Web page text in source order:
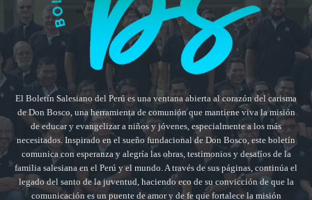
El Boletín Salesiano del Perú es una ventana abierta al corazón del carisma
de Don Bosco, una herramienta de comunión que mantiene viva la misión
de educar y evangelizar a niños y jóvenes, especialmente a los más
necesitados. Inspirado en el sueño fundacional de Don Bosco, este boletín
comunica con esperanza y alegría las obras, testimonios y desafíos de la
familia salesiana en el Perú y el mundo. A través de sus páginas, continúa el
legado del santo de la juventud, haciendo eco de su convicción de que la
comunicación es un puente de amor y de fe que fortalece la misión